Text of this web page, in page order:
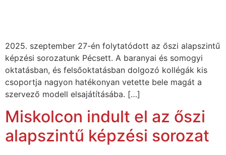
2025. szeptember 27-én folytatódott az őszi alapszintű
képzési sorozatunk Pécsett. A baranyai és somogyi
oktatásban, és felsőoktatásban dolgozó kollégák kis
csoportja nagyon hatékonyan vetette bele magát a
szervező modell elsajátításába. […]
Miskolcon indult el az őszi
alapszintű képzési sorozat